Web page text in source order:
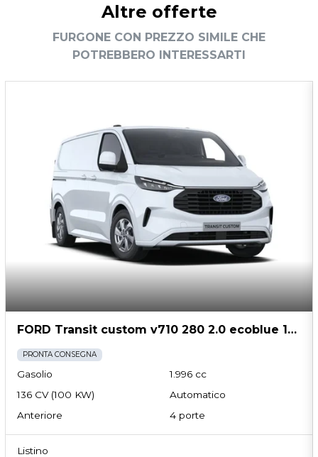
Altre offerte
FURGONE CON PREZZO SIMILE CHE
POTREBBERO INTERESSARTI
FORD Transit custom v710 280 2.0 ecoblue 136cv titanium l1h1 a8
PRONTA CONSEGNA
Gasolio
1.996 cc
136 CV (100 KW)
Automatico
Anteriore
4 porte
Listino